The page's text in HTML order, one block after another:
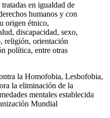
en igualdad de
humanos y con
origen étnico,
discapacidad, sexo,
religión, orientación
política, entre otras
la Homofobia, Lesbofobia,
la eliminación de la
mentales establecida
Mundial